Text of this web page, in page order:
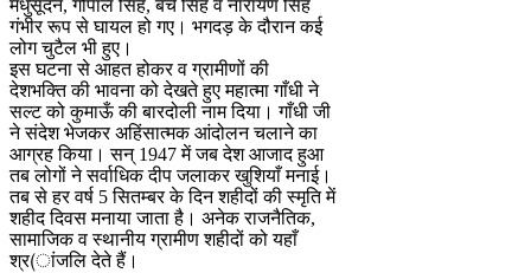
मधुसूदन, गोपाल सिंह, बचे सिंह व नारायण सिंह
गंभीर रूप से घायल हो गए। भगदड़ के दौरान कई
लोग चुटैल भी हुए।
इस घटना से आहत होकर व ग्रामीणों की
देशभक्ति की भावना को देखते हुए महात्मा गाँधी ने
सल्ट को कुमाऊँ की बारदोली नाम दिया। गाँधी जी
ने संदेश भेजकर अहिंसात्मक आंदोलन चलाने का
आग्रह किया। सन् 1947 में जब देश आजाद हुआ
तब लोगों ने सर्वाधिक दीप जलाकर खुशियाँ मनाई।
तब से हर वर्ष 5 सितम्बर के दिन शहीदों की स्मृति में
शहीद दिवस मनाया जाता है। अनेक राजनैतिक,
सामाजिक व स्थानीय ग्रामीण शहीदों को यहाँ
श्र(ांजलि देते हैं।